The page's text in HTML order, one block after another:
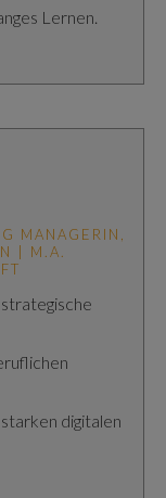
Lernen.
MANAGERIN,
| M.A.
digitalen